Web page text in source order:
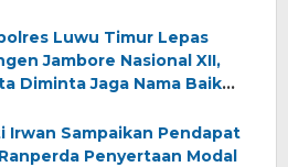
Luwu Timur Lepas
Jambore Nasional XII,
Diminta Jaga Nama Baik
Irwan Sampaikan Pendapat
Penyertaan Modal